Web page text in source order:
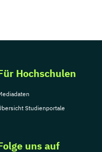
Hochschulen
Studienportale
uns auf